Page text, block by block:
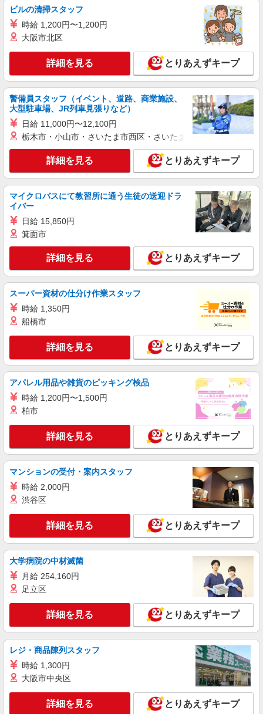
中華カフェのキッチンスタッフ（ランチ帯）
時給1,300円以上＋交通費規定内支給 ◆昇給あ
Lee Tan Tan Cafe 経堂コルティ店 東京都世
田谷区経堂2-1-33 経堂コルティ4F
詳細を見る
アルバイト
コンパスグループ・ジャパン株式会社 39261_p
調理補助【アルバイト・パート】
時給1,300円以上 試用期間中 時給1,300円以上
分単位で別途支給します。
芦花翠風邸 （東京都世田谷区南烏山1-1017
芦花翠風邸）
キープ 詳細を見る
アルバイト パート
そんぽの家S 成城西
調理補助スタッフ
給設定あり ★希望収入がありましたら、ご相談い
ただければ希望条件に合うかの確認もいたしま
す。 ★時間外手当別途支給 ★上記金額は働きがい
向上手当を含みます。 ★働きがい向上手当※26年
6月改定（地域により異なる） 社会保険加入者
は更に＋50円
キープ 詳細を見る
アルバイト パート
コンパスグループ・ジャパン株式会社 39530_p
調理補助【アルバイト・パート】
時給1,300円以上 試用期間中 時給1,300円以上
分単位で別途支給します。
関東中央病院 （東京都世田谷区上用賀6丁目
25-1）
キープ 詳細を見る
アルバイト パート
コンパスグループ・ジャパン株式会社 39530_p
調理師【アルバイト・パート】
時給1,700円以上 試用期間中 時給1,700円以上
(試用期間2ヶ月) 残業が発生した場合、残業代を1
分単位で別途支給します。
関東中央病院 （東京都世田谷区上用賀6丁目
詳細を見る
パート
コンパスグループ・ジャパン株式会社 39417_p
調理師【アルバイト・パート】
グランダ桜新町 （東京都世田谷区桜新町2-
12-4）
ビルの清掃スタッフ
時給 1,200円〜1,200円
大阪市北区
詳細を見る とりあえずキープ
警備員スタッフ（イベント、道路、商業施設、
大型駐車場、JR列車見張りなど）
日給 11,000円〜12,100円
栃木市・小山市・さいたま市西区・さいたま市岩槻区・久喜市・
詳細を見る とりあえずキープ
マイクロバスにて教習所に通う生徒の送迎ドラ
イバー
日給 15,850円
箕面市
詳細を見る とりあえずキープ
スーパー資材の仕分け作業スタッフ
時給 1,350円
船橋市
詳細を見る とりあえずキープ
アパレル用品や雑貨のピッキング検品
時給 1,200円〜1,500円
柏市
詳細を見る とりあえずキープ
マンションの受付・案内スタッフ
時給 2,000円
渋谷区
詳細を見る とりあえずキープ
大学病院の中材滅菌
月給 254,160円
足立区
詳細を見る とりあえずキープ
レジ・商品陳列スタッフ
時給 1,300円
大阪市中央区
詳細を見る とりあえずキープ